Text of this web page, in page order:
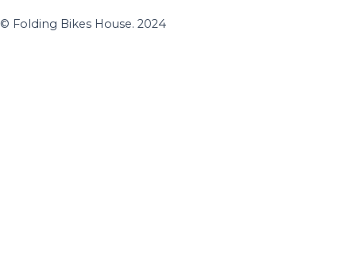
a
k
© Folding Bikes House. 2024